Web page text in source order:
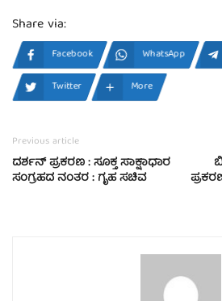
Share via:
Facebook WhatsApp
Twitter
More
Previous article
ದರ್ಶನ್‌ ಪ್ರಕರಣ : ಸೂಕ್ತ ಸಾಕ್ಷಾಧಾರ
ಸಂಗ್ರಹದ ನಂತರ : ಗೃಹ ಸಚಿವ